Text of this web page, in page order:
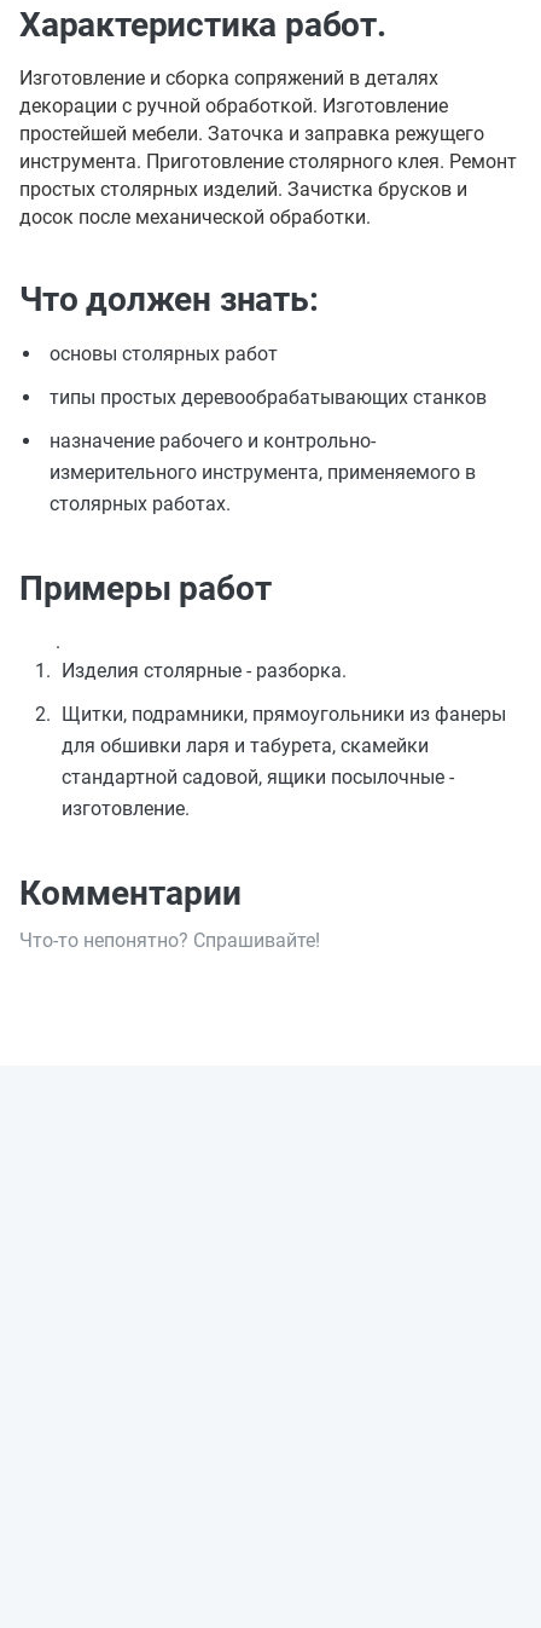
Характеристика работ.
Изготовление и сборка сопряжений в деталях
декорации с ручной обработкой. Изготовление
простейшей мебели. Заточка и заправка режущего
инструмента. Приготовление столярного клея. Ремонт
простых столярных изделий. Зачистка брусков и
досок после механической обработки.
Что должен знать:
основы столярных работ
типы простых деревообрабатывающих станков
назначение рабочего и контрольно-
измерительного инструмента, применяемого в
столярных работах.
Примеры работ
.
Изделия столярные - разборка.
Щитки, подрамники, прямоугольники из фанеры
для обшивки ларя и табурета, скамейки
стандартной садовой, ящики посылочные -
изготовление.
Комментарии
Что-то непонятно? Спрашивайте!